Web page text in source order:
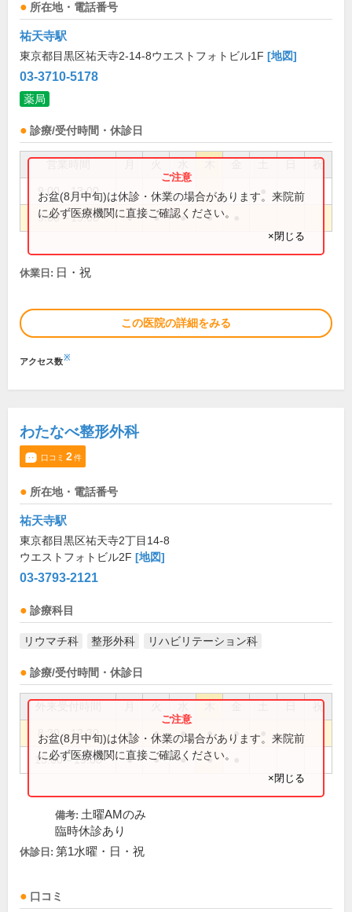
所在地・電話番号
祐天寺駅
東京都目黒区祐天寺2-14-8ウエストフォトビル1F [地図]
03-3710-5178
薬局
診療/受付時間・休診日
祝
9:00～13:00
9:00～19:00 ● ● ● ●
お盆(8月中旬)は休診・休業の場合があります。来院前
に必ず医療機関に直接ご確認ください。
×閉じる
休業日: 日・祝
この医院の詳細をみる
アクセス数※
わたなべ整形外科
口コミ 2件
所在地・電話番号
祐天寺駅
東京都目黒区祐天寺2丁目14-8
ウエストフォトビル2F [地図]
03-3793-2121
診療科目
リウマチ科 整形外科 リハビリテーション科
診療/受付時間・休診日
祝
8:30～12:30 ● ● ● ● ●
15:00～19:00 ● ● ● ●
お盆(8月中旬)は休診・休業の場合があります。来院前
に必ず医療機関に直接ご確認ください。
×閉じる
備考: 土曜AMのみ
臨時休診あり
休診日: 第1水曜・日・祝
口コミ